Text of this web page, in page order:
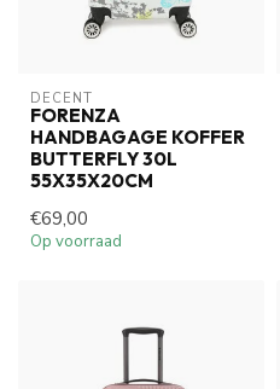
DECENT
FORENZA
HANDBAGAGE KOFFER
BUTTERFLY 30L
55X35X20CM
€69,00
Op voorraad